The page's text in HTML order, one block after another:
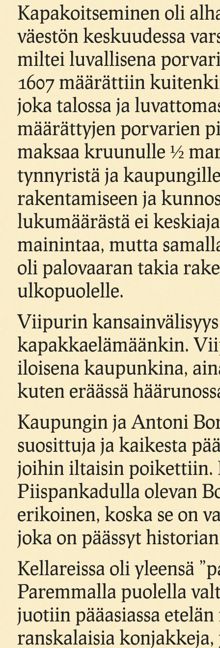
Kapakoitseminen oli
väestön keskuudessa
miltei luvallisena
1607 määrättiin
joka talossa ja
määrättyjen porvarien
maksaa kruunulle ½
tynnyristä ja
rakentamiseen ja
lukumäärästä ei
mainintaa, mutta
oli palovaaran takia
ulkopuolelle.
Viipurin
kapakkaelämäänkin.
iloisena kaupunkina,
kuten eräässä
Kaupungin ja Antoni
suosittuja ja kaikesta
joihin iltaisin poikettiin.
Piispankadulla olevan
erikoinen, koska se on
joka on päässyt
Kellareissa oli yleensä
Paremmalla puolella
juotiin pääasiassa
ranskalaisia